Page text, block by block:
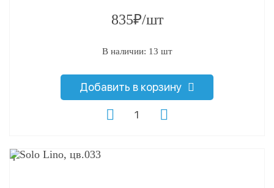
835₽/шт
В наличии: 13 шт
Добавить в корзину
q